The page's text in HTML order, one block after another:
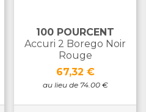
100 POURCENT
Accuri 2 Borego Noir
Rouge
Prix
67,32 €
au lieu de 74.00 €